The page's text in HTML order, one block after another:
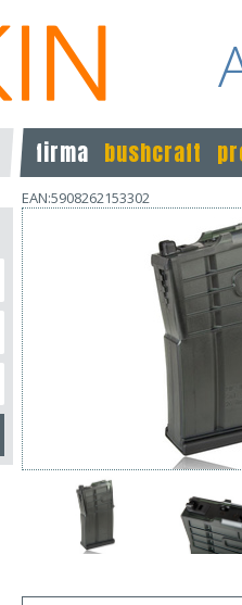
firma bushcraft
EAN:5908262153302